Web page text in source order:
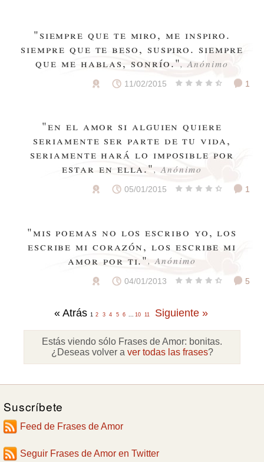
"siempre que te miro, me inspiro.
siempre que te beso, suspiro. siempre
que me hablas, sonrío.", Anónimo
11/02/2015 1
"en el amor si alguien quiere
seriamente ser parte de tu vida,
seriamente hará lo imposible por
estar en ella.", Anónimo
05/01/2015 1
"mis poemas no los escribo yo, los
escribe mi corazón, los escribe mi
amor por ti.", Anónimo
04/01/2013 5
« Atrás 1 2 3 4 5 6 ... 10 11 Siguiente »
Estás viendo sólo Frases de Amor: bonitas.
¿Deseas volver a ver todas las frases?
Suscríbete
Feed de Frases de Amor
Seguir Frases de Amor en Twitter